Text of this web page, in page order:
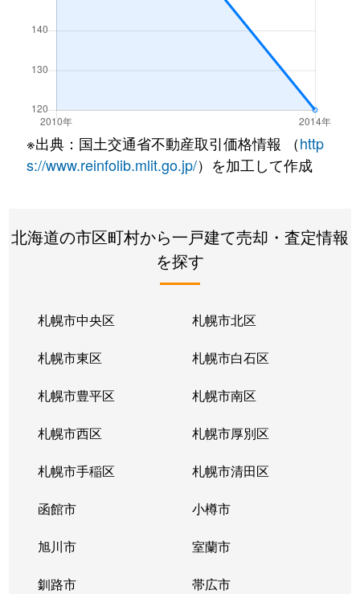
※出典：国土交通省不動産取引価格情報 （http
s://www.reinfolib.mlit.go.jp/）を加工して作成
北海道の市区町村から一戸建て売却・査定情報
を探す
札幌市中央区 札幌市北区
札幌市東区 札幌市白石区
札幌市豊平区 札幌市南区
札幌市西区 札幌市厚別区
札幌市手稲区 札幌市清田区
函館市 小樽市
旭川市 室蘭市
釧路市 帯広市